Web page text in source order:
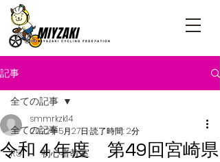
記事
全ての記事
R5 初心者教室
全ての記事
令和４年度 第49回宮崎県
smmrkzk14
2022年5月27日 読了時間: 2分